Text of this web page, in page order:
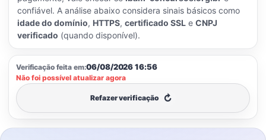
confiável. A análise abaixo considera sinais básicos como
idade do domínio, HTTPS, certificado SSL e CNPJ
verificado (quando disponível).
Verificação feita em:06/08/2026 16:56
Não foi possível atualizar agora
Refazer verificação ↻